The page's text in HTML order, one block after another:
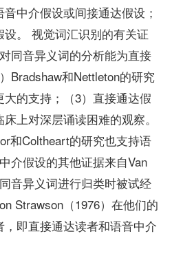
中介假设或间接通达假设；
。 视觉词汇识别的有关证
音异义词的分析能为直接
Bradshaw和Nettleton的研究
的支持；（3）直接通达假
上对深层诵读困难的观察。
Coltheart的研究也支持语
介假设的其他证据来自Van
音异义词进行归类时被试经
Strawson（1976）在他们的
即直接通达读者和语音中介